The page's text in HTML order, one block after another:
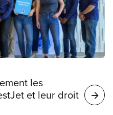
les
et leur droit